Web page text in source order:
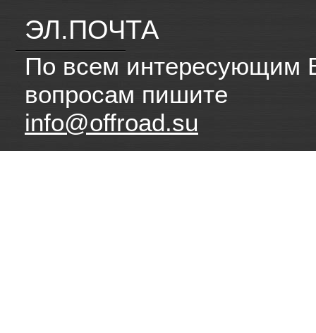
ЭЛ.ПОЧТА
По всем интересующим
вопросам пишите
info@offroad.su